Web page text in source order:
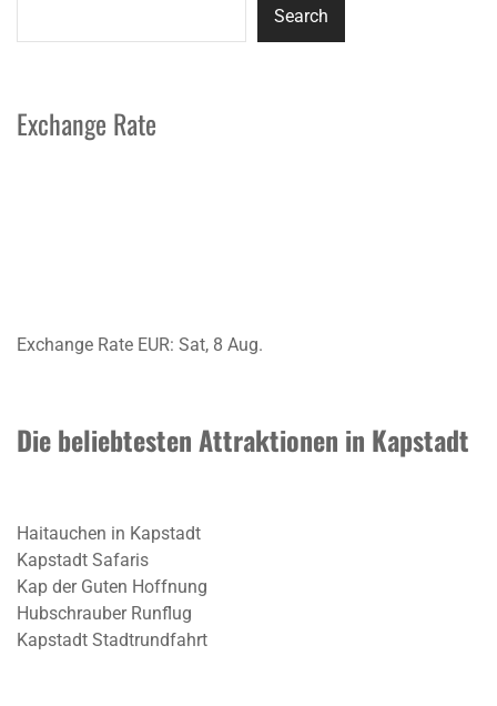
Search
Exchange Rate
Exchange Rate EUR: Sat, 8 Aug.
Die beliebtesten Attraktionen in Kapstadt
Haitauchen in Kapstadt
Kapstadt Safaris
Kap der Guten Hoffnung
Hubschrauber Runflug
Kapstadt Stadtrundfahrt